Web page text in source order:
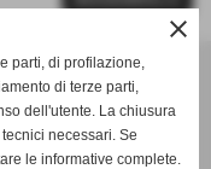
close
parti, di profilazione,
di terze parti,
dell'utente. La chiusura
necessari. Se
le informative complete.